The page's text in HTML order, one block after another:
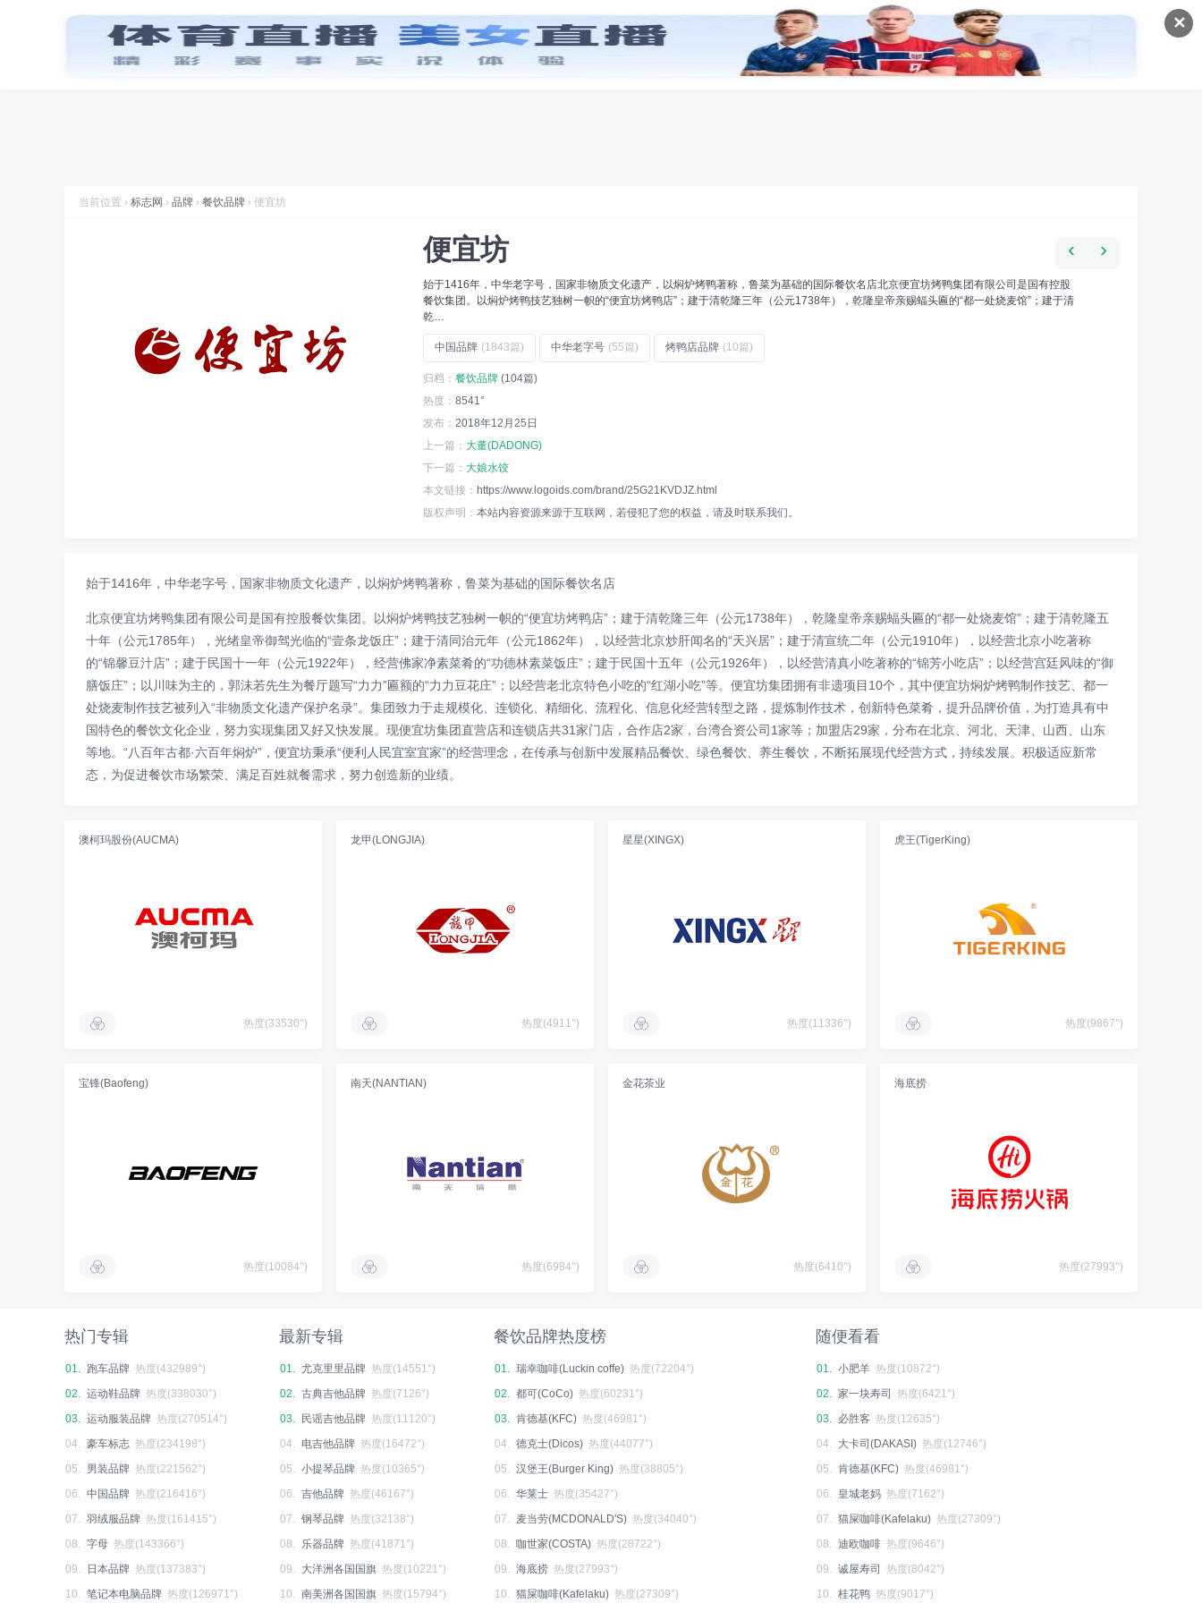
✕
首页 品牌 创意 字体 工具
推荐专辑 推拉门品牌 (20) 平衡车品牌 水龙头品牌
标志网WAP版已上线，手机也能访问
当前位置 › 标志网 › 品牌 › 餐饮品牌 › 便宜坊
便宜坊
始于1416年，中华老字号，国家非物质文化遗产，以焖炉烤鸭著称，鲁菜为基础的国际餐饮名店北京便宜坊烤鸭集团有限公司是国有控股
餐饮集团。以焖炉烤鸭技艺独树一帜的“便宜坊烤鸭店”；建于清乾隆三年（公元1738年），乾隆皇帝亲赐蝠头匾的“都一处烧麦馆”；建于清
乾…
中国品牌 (1843篇) 中华老字号 (55篇) 烤鸭店品牌 (10篇)
归档： 餐饮品牌 (104篇)
热度： 8541°
发布： 2018年12月25日
上一篇： 大董(DADONG)
下一篇： 大娘水饺
本文链接： https://www.logoids.com/brand/25G21KVDJZ.html
版权声明： 本站内容资源来源于互联网，若侵犯了您的权益，请及时联系我们。
‹ ›
始于1416年，中华老字号，国家非物质文化遗产，以焖炉烤鸭著称，鲁菜为基础的国际餐饮名店
北京便宜坊烤鸭集团有限公司是国有控股餐饮集团。以焖炉烤鸭技艺独树一帜的“便宜坊烤鸭店”；建于清乾隆三年（公元1738年），乾隆皇帝亲赐蝠头匾的“都一处烧麦馆”；建于清乾隆五
十年（公元1785年），光绪皇帝御驾光临的“壹条龙饭庄”；建于清同治元年（公元1862年），以经营北京炒肝闻名的“天兴居”；建于清宣统二年（公元1910年），以经营北京小吃著称
的“锦馨豆汁店”；建于民国十一年（公元1922年），经营佛家净素菜肴的“功德林素菜饭庄”；建于民国十五年（公元1926年），以经营清真小吃著称的“锦芳小吃店”；以经营宫廷风味的“御
膳饭庄”；以川味为主的，郭沫若先生为餐厅题写“力力”匾额的“力力豆花庄”；以经营老北京特色小吃的“红湖小吃”等。便宜坊集团拥有非遗项目10个，其中便宜坊焖炉烤鸭制作技艺、都一
处烧麦制作技艺被列入“非物质文化遗产保护名录”。集团致力于走规模化、连锁化、精细化、流程化、信息化经营转型之路，提炼制作技术，创新特色菜肴，提升品牌价值，为打造具有中
国特色的餐饮文化企业，努力实现集团又好又快发展。现便宜坊集团直营店和连锁店共31家门店，合作店2家，台湾合资公司1家等；加盟店29家，分布在北京、河北、天津、山西、山东
等地。“八百年古都·六百年焖炉”，便宜坊秉承“便利人民宜室宜家”的经营理念，在传承与创新中发展精品餐饮、绿色餐饮、养生餐饮，不断拓展现代经营方式，持续发展。积极适应新常
态，为促进餐饮市场繁荣、满足百姓就餐需求，努力创造新的业绩。
澳柯玛股份(AUCMA)
热度(33530°)
龙甲(LONGJIA)
热度(4911°)
星星(XINGX)
热度(11336°)
虎王(TigerKing)
热度(9867°)
宝锋(Baofeng)
热度(10084°)
南天(NANTIAN)
热度(6984°)
金花茶业
热度(6410°)
海底捞
热度(27993°)
热门专辑
01. 跑车品牌 热度(432989°)
02. 运动鞋品牌 热度(338030°)
03. 运动服装品牌 热度(270514°)
04. 豪车标志 热度(234198°)
05.
男装品牌 热度(221562°)
06. 中国品牌 热度(216416°)
07. 羽绒服品牌 热度(161415°)
08. 字母 热度(143366°)
09.
日本品牌 热度(137383°)
10. 笔记本电脑品牌 热度(126971°)
最新专辑
01. 尤克里里品牌 热度(14551°)
02. 古典吉他品牌 热度(7126°)
03.
民谣吉他品牌 热度(11120°)
04.
电吉他品牌 热度(16472°)
05. 小提琴品牌 热度(10365°)
06. 吉他品牌 热度(46167°)
07. 钢琴品牌 热度(32138°)
08.
乐器品牌 热度(41871°)
09.
大洋洲各国国旗 热度(10221°)
10. 南美洲各国国旗 热度(15794°)
餐饮品牌热度榜
01. 瑞幸咖啡(Luckin coffe) 热度(72204°)
02. 都可(CoCo) 热度(60231°)
03. 肯德基(KFC) 热度(46981°)
04. 德克士(Dicos) 热度(44077°)
05. 汉堡王(Burger King) 热度(38805°)
06. 华莱士 热度(35427°)
07.
麦当劳(MCDONALD'S) 热度(34040°)
08. 咖世家(COSTA) 热度(28722°)
09. 海底捞 热度(27993°)
10. 猫屎咖啡(Kafelaku) 热度(27309°)
随便看看
01. 小肥羊 热度(10872°)
02. 家一块寿司
热度(6421°)
03. 必胜客 热度(12635°)
04.
大卡司(DAKASI) 热度(12746°)
05. 肯德基(KFC) 热度(46981°)
06.
皇城老妈 热度(7162°)
07. 猫屎咖啡(Kafelaku) 热度(27309°)
08. 迪欧咖啡 热度(9646°)
09. 诚屋寿司
热度(8042°)
10. 桂花鸭 热度(9017°)